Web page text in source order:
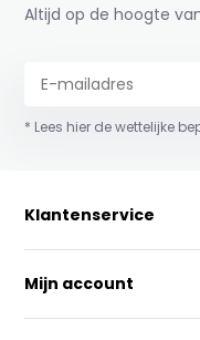
Altijd op de hoogte
* Lees hier de wettelijke
Klantenservice
Mijn account